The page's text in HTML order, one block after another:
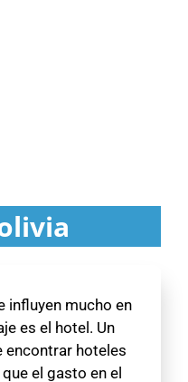
influyen mucho en
es el hotel. Un
encontrar hoteles
el gasto en el